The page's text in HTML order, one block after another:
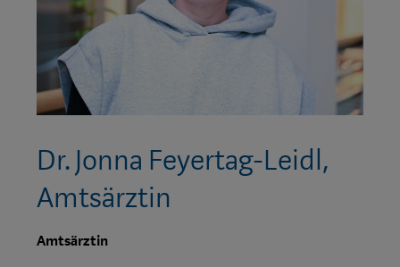
Dr. Jonna Feyertag-Leidl,
Amtsärztin
Amtsärztin